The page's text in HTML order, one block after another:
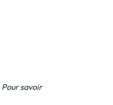
Pour savoir